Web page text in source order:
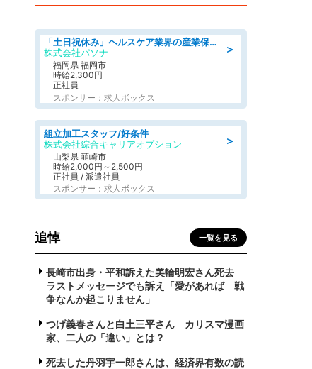
＞
「土日祝休み」ヘルスケア業界の産業保健師/高時給/未経験OK/要資格:保健師、正看護師
株式会社パソナ
福岡県 福岡市
時給2,300円
正社員
スポンサー：求人ボックス
＞
組立加工スタッフ/好条件
株式会社綜合キャリアオプション
山梨県 韮崎市
時給2,000円～2,500円
正社員 / 派遣社員
スポンサー：求人ボックス
追悼 一覧を見る
長崎市出身・平和訴えた美輪明宏さん死去
ラストメッセージでも訴え「愛があれば 戦
争なんか起こりません」
つげ義春さんと白土三平さん カリスマ漫画
家、二人の「違い」とは？
死去した丹羽宇一郎さんは、経済界有数の読